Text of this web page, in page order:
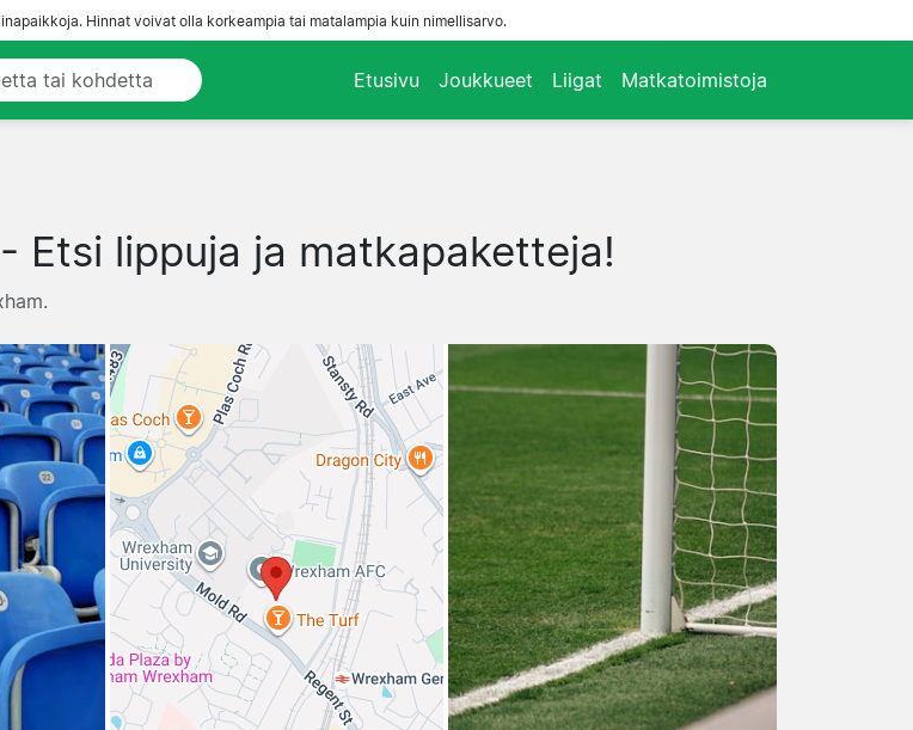
Hinnat voivat olla korkeampia tai matalampia kuin nimellisarvo.
Etusivu Joukkueet Liigat Matkatoimistoja
- Etsi lippuja ja matkapaketteja!